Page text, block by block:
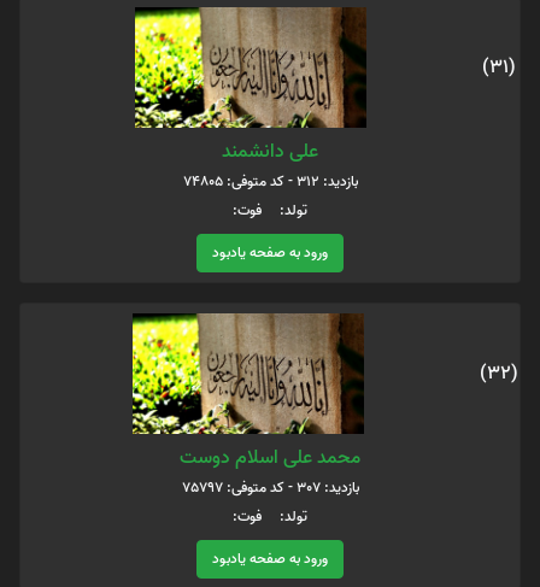
(31)
على دانشمند
بازدید: 312 - کد متوفی: 74805
تولد: فوت:
ورود به صفحه یادبود
(32)
محمد علی اسلام دوست
بازدید: 307 - کد متوفی: 75797
تولد: فوت:
ورود به صفحه یادبود